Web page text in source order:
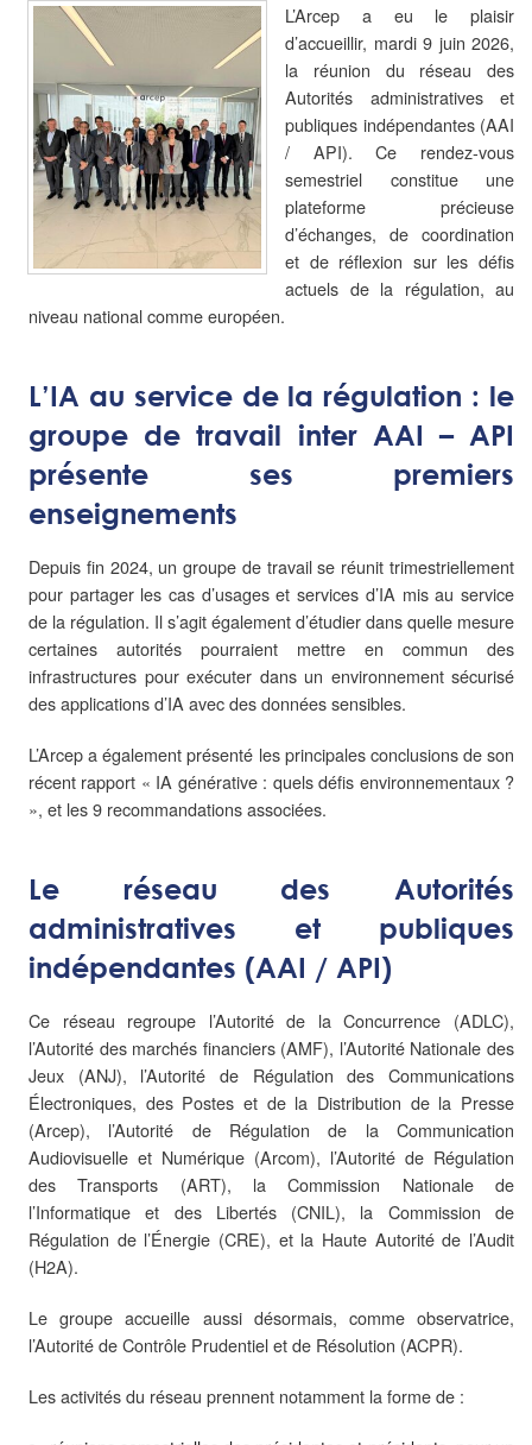
L’Arcep a eu le plaisir
d’accueillir, mardi 9 juin 2026,
la réunion du réseau des
Autorités administratives et
publiques indépendantes (AAI
/ API). Ce rendez-vous
semestriel constitue une
plateforme précieuse
d’échanges, de coordination
et de réflexion sur les défis
actuels de la régulation, au
niveau national comme européen.
L’IA au service de la régulation : le
groupe de travail inter AAI – API
présente ses premiers
enseignements
Depuis fin 2024, un groupe de travail se réunit trimestriellement
pour partager les cas d’usages et services d’IA mis au service
de la régulation. Il s’agit également d’étudier dans quelle mesure
certaines autorités pourraient mettre en commun des
infrastructures pour exécuter dans un environnement sécurisé
des applications d’IA avec des données sensibles.
L’Arcep a également présenté les principales conclusions de son
récent rapport « IA générative : quels défis environnementaux ?
», et les 9 recommandations associées.
Le réseau des Autorités
administratives et publiques
indépendantes (AAI / API)
Ce réseau regroupe l’Autorité de la Concurrence (ADLC),
l’Autorité des marchés financiers (AMF), l’Autorité Nationale des
Jeux (ANJ), l’Autorité de Régulation des Communications
Électroniques, des Postes et de la Distribution de la Presse
(Arcep), l’Autorité de Régulation de la Communication
Audiovisuelle et Numérique (Arcom), l’Autorité de Régulation
des Transports (ART), la Commission Nationale de
l’Informatique et des Libertés (CNIL), la Commission de
Régulation de l’Énergie (CRE), et la Haute Autorité de l’Audit
(H2A).
Le groupe accueille aussi désormais, comme observatrice,
l’Autorité de Contrôle Prudentiel et de Résolution (ACPR).
Les activités du réseau prennent notamment la forme de :